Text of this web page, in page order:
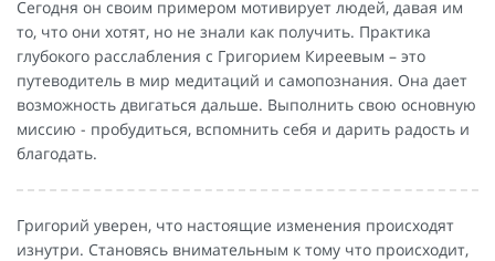
Сегодня он своим примером мотивирует людей, давая им
то, что они хотят, но не знали как получить. Практика
глубокого расслабления с Григорием Киреевым – это
путеводитель в мир медитаций и самопознания. Она дает
возможность двигаться дальше. Выполнить свою основную
миссию - пробудиться, вспомнить себя и дарить радость и
благодать.
Григорий уверен, что настоящие изменения происходят
изнутри. Становясь внимательным к тому что происходит,